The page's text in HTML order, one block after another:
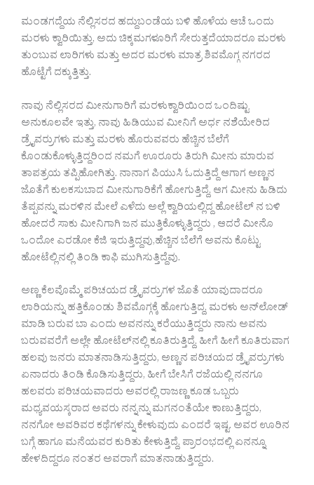
ಮಂಡಗದ್ದೆಯ ನೆಲ್ಲಿಸರದ ಹದ್ದುಬಂಡೆಯ ಬಳಿ ಹೊಳೆಯ ಆಚೆ ಒಂದು
ಮರಳು ಕ್ವಾರಿಯಿತ್ತು, ಅದು ಚಿಕ್ಕಮಗಳೂರಿಗೆ ಸೇರುತ್ತದೆಯಾದರೂ ಮರಳು
ತುಂಬುವ ಲಾರಿಗಳು ಮತ್ತು ಅದರ ಮರಳು ಮಾತ್ರ ಶಿವಮೊಗ್ಗ ನಗರದ
ಹೊಟ್ಟೆಗೆ ದಕ್ಕುತ್ತಿತ್ತು.
ನಾವು ನೆಲ್ಲಿಸರದ ಮೀನುಗಾರಿಗೆ ಮರಳುಕ್ವಾರಿಯಿಂದ ಒಂದಿಷ್ಟು
ಅನುಕೂಲವೇ ಇತ್ತು, ನಾವು ಹಿಡಿಯುವ ಮೀನಿಗೆ ಅರ್ಧ ನಶೆಯೇರಿದ
ಡ್ರೈವರ್ರುಗಳು ಮತ್ತು ಮರಳು ಹೊರುವವರು ಹೆಚ್ಚಿನ ಬೆಲೆಗೆ
ಕೊಂಡುಕೊಳ್ಳುತ್ತಿದ್ದರಿಂದ ನಮಗೆ ಊರೂರು ತಿರುಗಿ ಮೀನು ಮಾರುವ
ತಾಪತ್ರಯ ತಪ್ಪಿಹೋಗಿತ್ತು. ನಾನಾಗ ಪಿಯುಸಿ ಓದುತ್ತಿದ್ದೆ ಆಗಾಗ ಅಣ್ಣನ
ಜೊತೆಗೆ ಕುಲಕಸುಬಾದ ಮೀನುಗಾರಿಕೆಗೆ ಹೋಗುತ್ತಿದ್ದೆ, ಆಗ ಮೀನು ಹಿಡಿದು
ತೆಪ್ಪವನ್ನು ಮರಳಿನ ಮೇಲೆ ಎಳೆದು ಅಲ್ಲೆ ಕ್ವಾರಿಯಲ್ಲಿದ್ದ ಹೋಟೆಲ್ ನ ಬಳಿ
ಹೋದರೆ ಸಾಕು ಮೀನಿಗಾಗಿ ಜನ ಮುತ್ತಿಕೊಳ್ಳುತ್ತಿದ್ದರು , ಆದರೆ ಮೀನೊ
ಒಂದೋ ಎರಡೋ ಕೆಜಿ ಇರುತ್ತಿದ್ದವು,ಹೆಚ್ಚಿನ ಬೆಲೆಗೆ ಅವನು ಕೊಟ್ಟು
ಹೋಟೆಲ್ಲಿನಲ್ಲಿ ತಿಂಡಿ ಕಾಫಿ ಮುಗಿಸುತ್ತಿದ್ದೆವು.
ಅಣ್ಣ ಕೆಲವೊಮ್ಮೆ ಪರಿಚಯದ ಡ್ರೈವರ್ರುಗಳ ಜೊತೆ ಯಾವುದಾದರೂ
ಲಾರಿಯನ್ನು ಹತ್ತಿಕೊಂಡು ಶಿವಮೊಗ್ಗಕ್ಕೆ ಹೋಗುತ್ತಿದ್ದ, ಮರಳು ಅನ್‍ಲೋಡ್
ಮಾಡಿ ಬರುವ ಬಾ ಎಂದು ಅವನನ್ನು ಕರೆಯುತ್ತಿದ್ದರು ನಾನು ಅವನು
ಬರುವವರೆಗೆ ಅಲ್ಲೇ ಹೋಟೆಲ್‍ನಲ್ಲಿ ಕೂತಿರುತ್ತಿದ್ದೆ. ಹೀಗೆ ಹೀಗೆ ಕೂತಿರುವಾಗ
ಹಲವು ಜನರು ಮಾತನಾಡಿಸುತ್ತಿದ್ದರು, ಅಣ್ಣನ ಪರಿಚಯದ ಡ್ರೈವರ್ರುಗಳು
ಏನಾದರು ತಿಂಡಿ ಕೊಡಿಸುತ್ತಿದ್ದರು, ಹೀಗೆ ಬೇಸಿಗೆ ರಜೆಯಲ್ಲಿ ನನಗೂ
ಹಲವರು ಪರಿಚಯವಾದರು ಅವರಲ್ಲಿ ರಾಜಣ್ಣ ಕೂಡ ಒಬ್ಬರು
ಮಧ್ಯವಯಸ್ಕರಾದ ಅವರು ನನ್ನನ್ನು ಮಗನಂತೆಯೇ ಕಾಣುತ್ತಿದ್ದರು,
ನನಗೋ ಅವರಿವರ ಕಥೆಗಳನ್ನು ಕೇಳುವುದು ಎಂದರೆ ಇಷ್ಟ. ಅವರ ಊರಿನ
ಬಗ್ಗೆ ಹಾಗೂ ಮನೆಯವರ ಕುರಿತು ಕೇಳುತ್ತಿದ್ದೆ, ಪ್ರಾರಂಭದಲ್ಲಿ ಏನನ್ನೂ
ಹೇಳದಿದ್ದರೂ ನಂತರ ಅವರಾಗೆ ಮಾತನಾಡುತ್ತಿದ್ದರು.